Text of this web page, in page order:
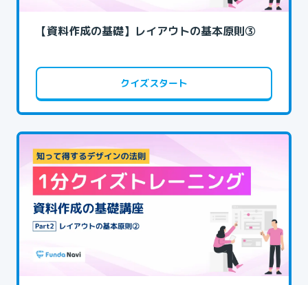
【資料作成の基礎】レイアウトの基本原則③
クイズスタート